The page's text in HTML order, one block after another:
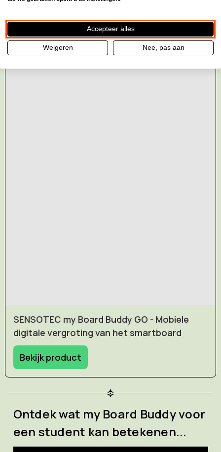
SENSOTEC my Board Buddy GO - Mobiele
digitale vergroting van het smartboard
Bekijk product
Ontdek wat my Board Buddy voor
een student kan betekenen...
Accepteer alles
Weigeren Nee, pas aan